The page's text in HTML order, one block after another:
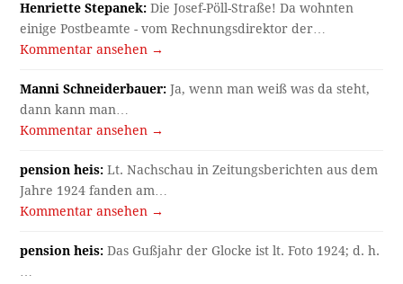
Henriette Stepanek: Die Josef-Pöll-Straße! Da wohnten
einige Postbeamte - vom Rechnungsdirektor der…
Kommentar ansehen →
Manni Schneiderbauer: Ja, wenn man weiß was da steht,
dann kann man…
Kommentar ansehen →
pension heis: Lt. Nachschau in Zeitungsberichten aus dem
Jahre 1924 fanden am…
Kommentar ansehen →
pension heis: Das Gußjahr der Glocke ist lt. Foto 1924; d. h.
…